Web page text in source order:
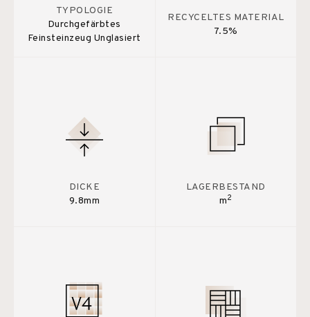
TYPOLOGIE
Durchgefärbtes
Feinsteinzeug Unglasiert
RECYCELTES MATERIAL
7.5%
DICKE
9.8mm
LAGERBESTAND
m2